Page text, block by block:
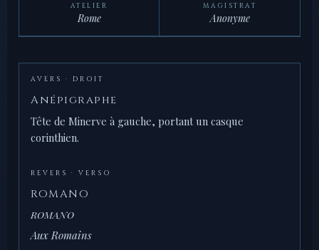
ATELIER
Rome
MAGISTRAT
Anonyme
AVERS · DROIT
Anépigraphe
Tête de Minerve à gauche, portant un casque
corinthien.
REVERS · VERSO
ROMANO
ROMANO
Aux Romains